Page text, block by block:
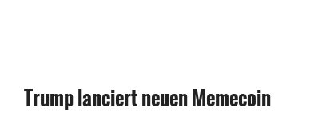
Trump lanciert neuen Memecoin